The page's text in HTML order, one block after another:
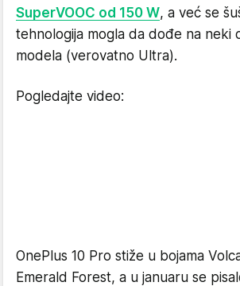
SuperVOOC od 150 W, a već se
tehnologija mogla da dođe na neki
modela (verovatno Ultra).
Pogledajte video:
OnePlus 10 Pro stiže u bojama
Emerald Forest, a u januaru se